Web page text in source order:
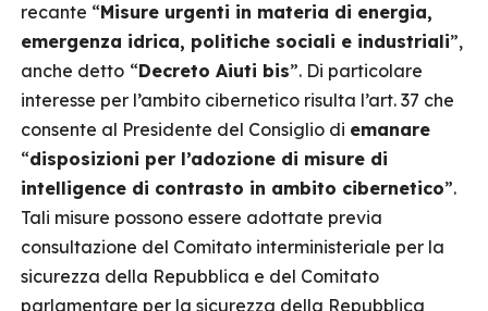
recante “Misure urgenti in materia di energia,
emergenza idrica, politiche sociali e industriali”,
anche detto “Decreto Aiuti bis”. Di particolare
interesse per l’ambito cibernetico risulta l’art. 37 che
consente al Presidente del Consiglio di emanare
“disposizioni per l’adozione di misure di
intelligence di contrasto in ambito cibernetico”.
Tali misure possono essere adottate previa
consultazione del Comitato interministeriale per la
sicurezza della Repubblica e del Comitato
parlamentare per la sicurezza della Repubblica